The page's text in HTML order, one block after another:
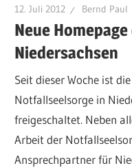
12. Juli 2012 Bernd Paul
Neue
Niedersachsen
Seit dieser Woche ist
Notfallseelsorge in
freigeschaltet. Neben
Arbeit der
Ansprechpartner für